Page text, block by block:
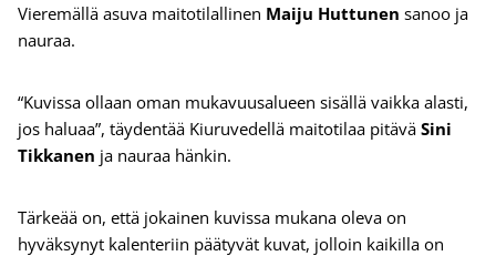
Vieremällä asuva maitotilallinen Maiju Huttunen sanoo ja
nauraa.
“Kuvissa ollaan oman mukavuusalueen sisällä vaikka alasti,
jos haluaa”, täydentää Kiuruvedellä maitotilaa pitävä Sini
Tikkanen ja nauraa hänkin.
Tärkeää on, että jokainen kuvissa mukana oleva on
hyväksynyt kalenteriin päätyvät kuvat, jolloin kaikilla on